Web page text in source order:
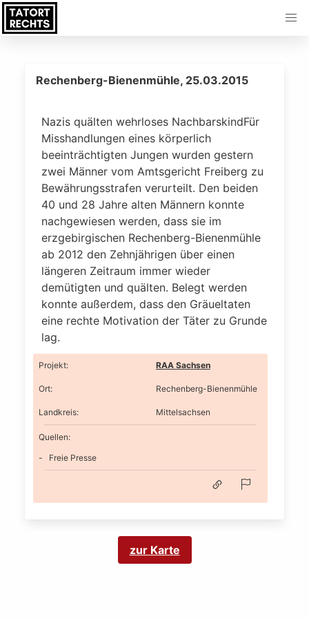
Rechenberg-Bienenmühle, 25.03.2015
Nazis quälten wehrloses NachbarskindFür
Misshandlungen eines körperlich
beeinträchtigten Jungen wurden gestern
zwei Männer vom Amtsgericht Freiberg zu
Bewährungsstrafen verurteilt. Den beiden
40 und 28 Jahre alten Männern konnte
nachgewiesen werden, dass sie im
erzgebirgischen Rechenberg-Bienenmühle
ab 2012 den Zehnjährigen über einen
längeren Zeitraum immer wieder
demütigten und quälten. Belegt werden
konnte außerdem, dass den Gräueltaten
eine rechte Motivation der Täter zu Grunde
lag.
Projekt: RAA Sachsen
Ort: Rechenberg-Bienenmühle
Landkreis: Mittelsachsen
Quellen:
Freie Presse
zur Karte